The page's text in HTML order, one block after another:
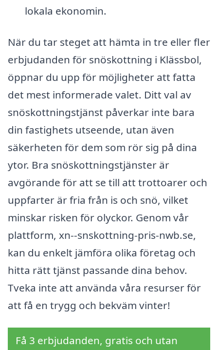
lokala ekonomin.
När du tar steget att hämta in tre eller fler
erbjudanden för snöskottning i Klässbol,
öppnar du upp för möjligheter att fatta
det mest informerade valet. Ditt val av
snöskottningstjänst påverkar inte bara
din fastighets utseende, utan även
säkerheten för dem som rör sig på dina
ytor. Bra snöskottningstjänster är
avgörande för att se till att trottoarer och
uppfarter är fria från is och snö, vilket
minskar risken för olyckor. Genom vår
plattform, xn--snskottning-pris-nwb.se,
kan du enkelt jämföra olika företag och
hitta rätt tjänst passande dina behov.
Tveka inte att använda våra resurser för
att få en trygg och bekväm vinter!
Få 3 erbjudanden, gratis och utan